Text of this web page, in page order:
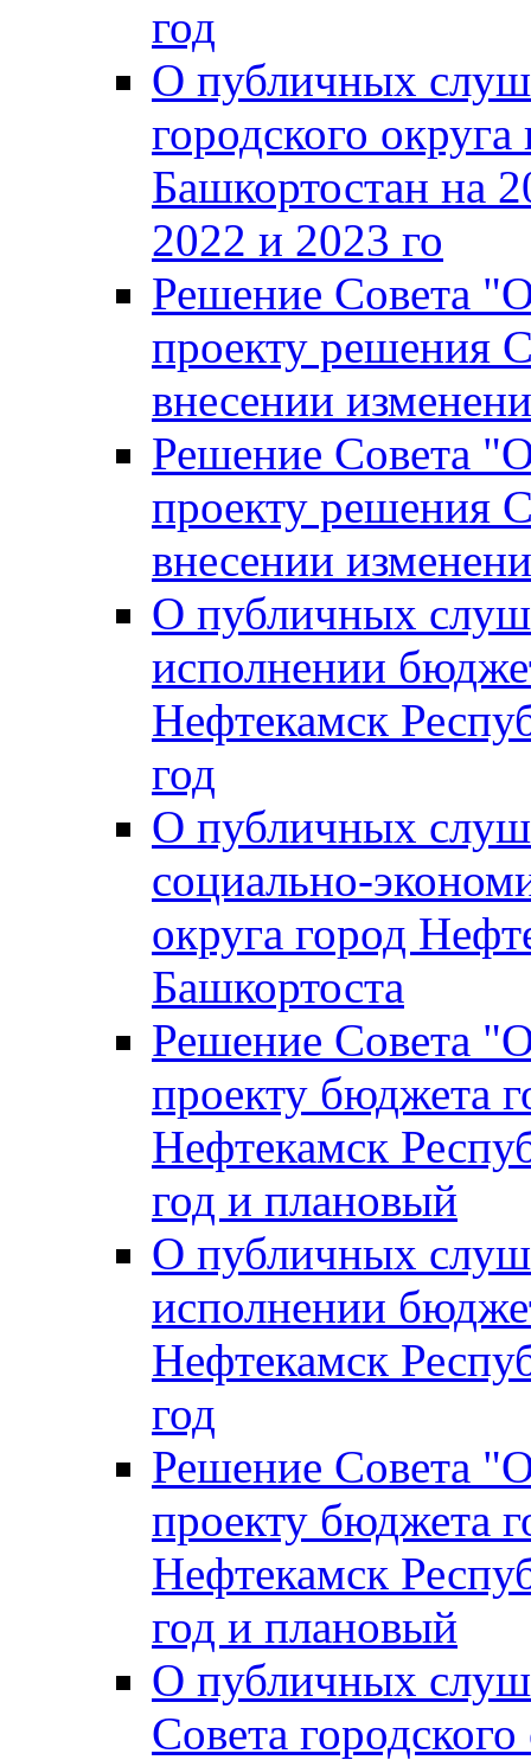
год
О публичных
городского
Башкортостан на
2022 и 2023 го
Решение Совета
проекту решения
внесении
Решение Совета
проекту решения
внесении
О публичных
исполнении
Нефтекамск
год
О публичных
социально-
округа город
Башкортоста
Решение Совета
проекту бюджета
Нефтекамск
год и плановый
О публичных
исполнении
Нефтекамск
год
Решение Совета
проекту бюджета
Нефтекамск
год и плановый
О публичных
Совета